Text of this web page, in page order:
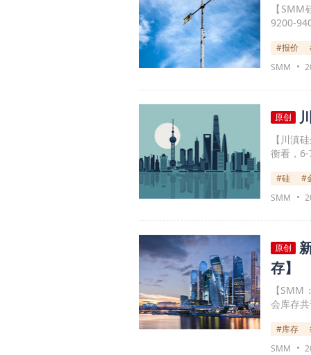
【
9200-
价格
#报价
SMM
原创
【川滇
衡看，
荡。
#硅
#
SMM
原创
存】
【
会库存
#库存
SMM